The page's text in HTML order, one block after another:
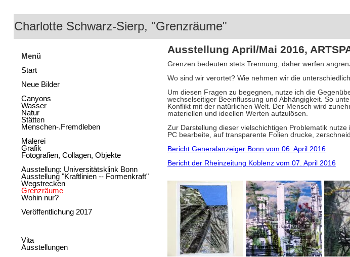
Charlotte Schwarz-Sierp, "Grenzräume"
Menü
Start
Neue Bilder
Canyons
Wasser
Natur
Stätten
Menschen-.Fremdleben
Malerei
Grafik
Fotografien, Collagen, Objekte
Ausstellung: Universitätsklink Bonn
Ausstellung "Kraftlinien -- Formenkraft"
Wegstrecken
Grenzräume
Wohin nur?
Veröffentlichung 2017
Vita
Ausstellungen
Ausstellung April/Mai 2016,
Grenzen bedeuten stets Trennung, daher werfen
Wo sind wir verortet? Wie nehmen wir die
Um diesen Fragen zu begegnen, nutze ich die
wechselseitiger Beeinflussung und Abhängigkeit. So
Konflikt mit der natürlichen Welt. Der Mensch wird
materiellen und ideellen Werten aufzulösen.
Zur Darstellung dieser vielschichtigen Problematik
PC bearbeite, auf transparente Folien drucke,
Bericht Generalanzeiger Bonn vom 06. April 2016
Bericht der Rheinzeitung Koblenz vom 07. April 2016